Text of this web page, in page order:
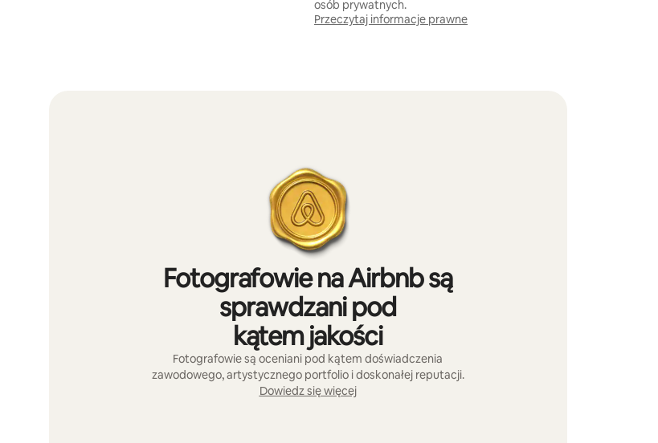
osób prywatnych.
Przeczytaj informacje prawne
Fotografowie na Airbnb są
sprawdzani pod
kątem jakości
Fotografowie są oceniani pod kątem doświadczenia
zawodowego, artystycznego portfolio i doskonałej reputacji.
Dowiedz się więcej